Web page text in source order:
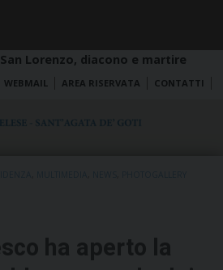
San Lorenzo, diacono e martire
WEBMAIL AREA RISERVATA CONTATTI